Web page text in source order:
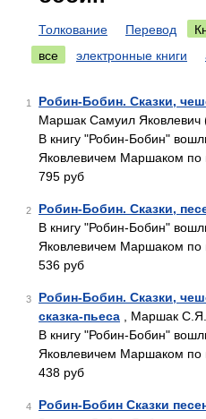
Толкование Перевод
все
электронные книги
1 Робин-Бобин. Сказки,
Маршак Самуил Яковлевич
В книгу "Робин-Бобин"
Яковлевичем Маршаком по
795 руб
2 Робин-Бобин. Сказки,
В книгу "Робин-Бобин"
Яковлевичем Маршаком по
536 руб
3
Робин-Бобин. Сказки,
сказка-пьеса , Маршак
В книгу "Робин-Бобин"
Яковлевичем Маршаком по
438 руб
4 Робин-Бобин Сказки